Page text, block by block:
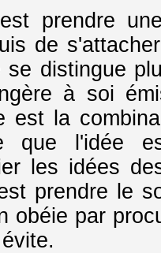
prendre
de
se distingue
à soi
est la
que l'idée
les idées
prendre le
obéie par